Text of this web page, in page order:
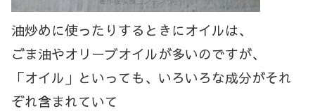
油炒めに使ったりするときにオイルは、
ごま油やオリーブオイルが多いのですが、
「オイル」といっても、いろいろな成分がそれ
ぞれ含まれていて